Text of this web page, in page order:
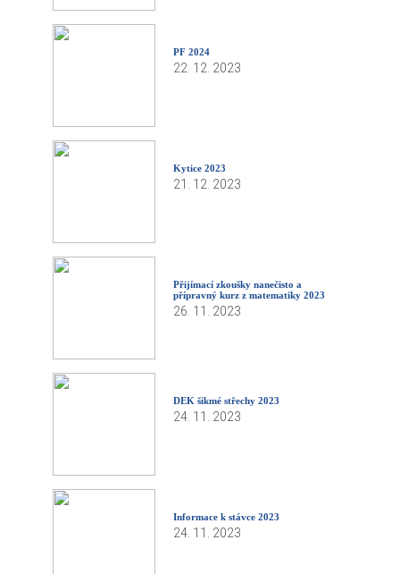
PF 2024
22. 12. 2023
Kytice 2023
21. 12. 2023
Přijímací zkoušky nanečisto a
přípravný kurz z matematiky 2023
26. 11. 2023
DEK šikmé střechy 2023
24. 11. 2023
Informace k stávce 2023
24. 11. 2023